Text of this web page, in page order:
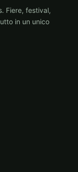
Fiere, festival,
in un unico